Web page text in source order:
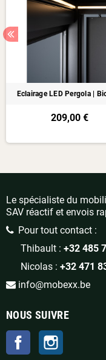
Eclairage LED Pergola |
209,00 €
Le spécialiste du
SAV réactif et envois
Pour tout contact :
Thibault : +32 485
Nicolas : +32 471
info@mobexx.be
NOUS SUIVRE
Facebook